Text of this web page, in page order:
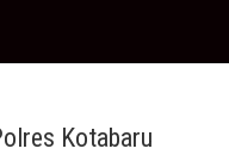
Kotabaru